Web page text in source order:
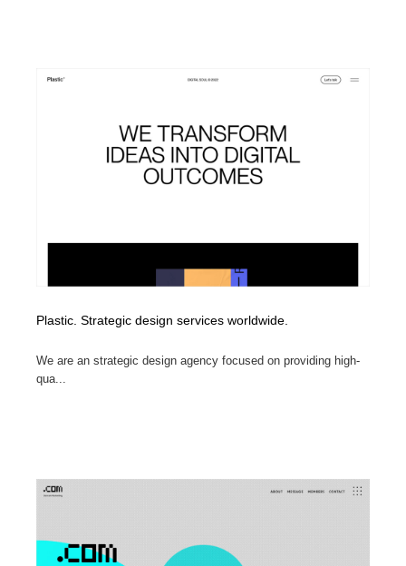
Plastic. Strategic design services worldwide.
We are an strategic design agency focused on providing high-
qua...